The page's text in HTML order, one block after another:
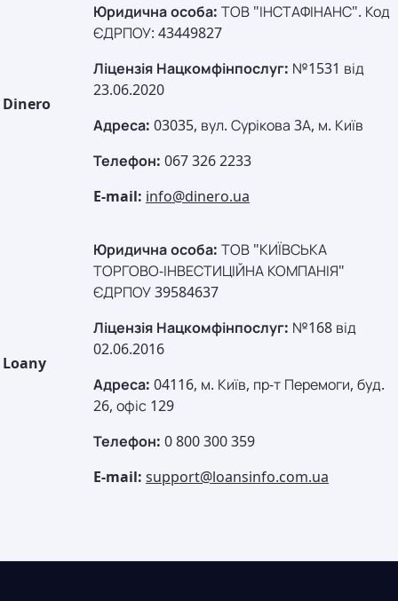
Dinero
Юридична особа: ТОВ "ІНСТАФІНАНС". Код
ЄДРПОУ: 43449827
Ліцензія Нацкомфінпослуг: №1531 від
23.06.2020
Адреса: 03035, вул. Сурікова 3А, м. Київ
Телефон: 067 326 2233
E-mail: info@dinero.ua
Loany
Юридична особа: ТОВ "КИЇВСЬКА
ТОРГОВО-ІНВЕСТИЦІЙНА КОМПАНІЯ"
ЄДРПОУ 39584637
Ліцензія Нацкомфінпослуг: №168 від
02.06.2016
Адреса: 04116, м. Київ, пр-т Перемоги, буд.
26, офіс 129
Телефон: 0 800 300 359
E-mail: support@loansinfo.com.ua